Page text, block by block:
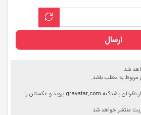
ارسال
شد.
مربوط به مطلب باشد.
باشد؟ به gravatar.com بروید و عکستان را
منتشر خواهد شد